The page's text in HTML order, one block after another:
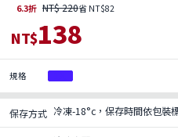
6.3折 NT$ 220省 NT$82
NT$138
規格
保存方式 冷凍-18°c，保存時間依包裝